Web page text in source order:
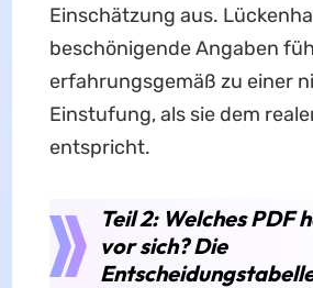
Einschätzung aus.
beschönigende Angaben
erfahrungsgemäß zu einer
Einstufung, als sie dem
entspricht.
Teil 2: Welches PDF
vor sich? Die